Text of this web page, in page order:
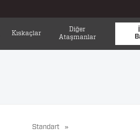
Kıskaçlar
Diğer
Ataşmanlar
Standart